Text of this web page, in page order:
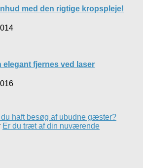
med den rigtige kropspleje!
elegant fjernes ved laser
du haft besøg af ubudne gæster?
Er du træt af din nuværende